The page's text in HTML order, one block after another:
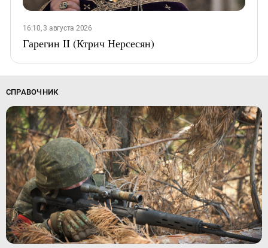
16:10, 3 августа 2026
Гарегин II (Ктрич Нерсесян)
СПРАВОЧНИК